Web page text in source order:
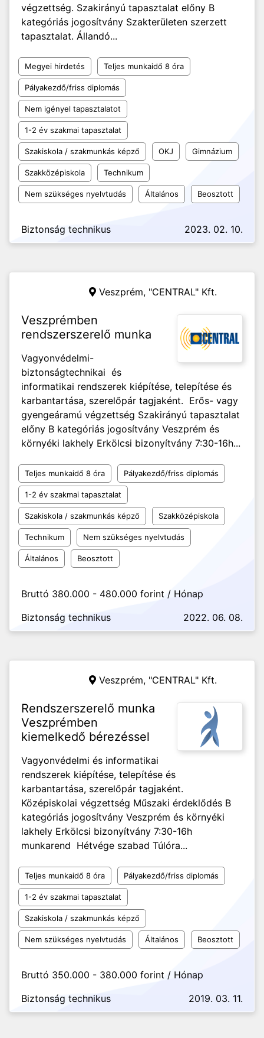
végzettség. Szakirányú tapasztalat előny B
kategóriás jogosítvány Szakterületen szerzett
tapasztalat. Állandó...
Megyei hirdetés Teljes munkaidő 8 óra
Pályakezdő/friss diplomás
Nem igényel tapasztalatot
1-2 év szakmai tapasztalat
Szakiskola / szakmunkás képző OKJ Gimnázium
Szakközépiskola Technikum
Nem szükséges nyelvtudás Általános Beosztott
Biztonság technikus 2023. 02. 10.
Veszprém, "CENTRAL" Kft.
Veszprémben
rendszerszerelő munka
Vagyonvédelmi-
biztonságtechnikai és
informatikai rendszerek kiépítése, telepítése és
karbantartása, szerelőpár tagjaként. Erős- vagy
gyengeáramú végzettség Szakirányú tapasztalat
előny B kategóriás jogosítvány Veszprém és
környéki lakhely Erkölcsi bizonyítvány 7:30-16h...
Teljes munkaidő 8 óra Pályakezdő/friss diplomás
1-2 év szakmai tapasztalat
Szakiskola / szakmunkás képző Szakközépiskola
Technikum Nem szükséges nyelvtudás
Általános Beosztott
Bruttó 380.000 - 480.000 forint / Hónap
Biztonság technikus
2022. 06. 08.
Veszprém, "CENTRAL" Kft.
Rendszerszerelő munka
Veszprémben
kiemelkedő bérezéssel
Vagyonvédelmi és informatikai
rendszerek kiépítése, telepítése és
karbantartása, szerelőpár tagjaként.
Középiskolai végzettség Műszaki érdeklődés B
kategóriás jogosítvány Veszprém és környéki
lakhely Erkölcsi bizonyítvány 7:30-16h
munkarend Hétvége szabad Túlóra...
Teljes munkaidő 8 óra Pályakezdő/friss diplomás
1-2 év szakmai tapasztalat
Szakiskola / szakmunkás képző
Nem szükséges nyelvtudás Általános Beosztott
Bruttó 350.000 - 380.000 forint / Hónap
Biztonság technikus
2019. 03. 11.